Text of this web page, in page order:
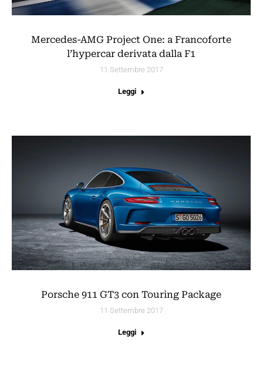
Mercedes-AMG Project One: a Francoforte
l’hypercar derivata dalla F1
11 Settembre 2017
Leggi
Porsche 911 GT3 con Touring Package
11 Settembre 2017
Leggi